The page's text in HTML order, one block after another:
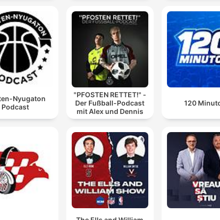
Nyugaton
Podcast
"PFOSTEN RETTET!" -
Der Fußball-Podcast
mit Alex und Dennis
120